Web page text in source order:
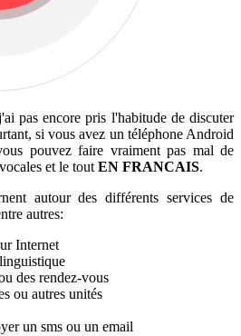
pas encore pris l'habitude de discuter
si vous avez un téléphone Android
pouvez faire vraiment pas mal de
et le toutEN FRANCAIS.
autour des différents services de
autres:
Internet
des rendez-vous
ou autres unités
un sms ou un email